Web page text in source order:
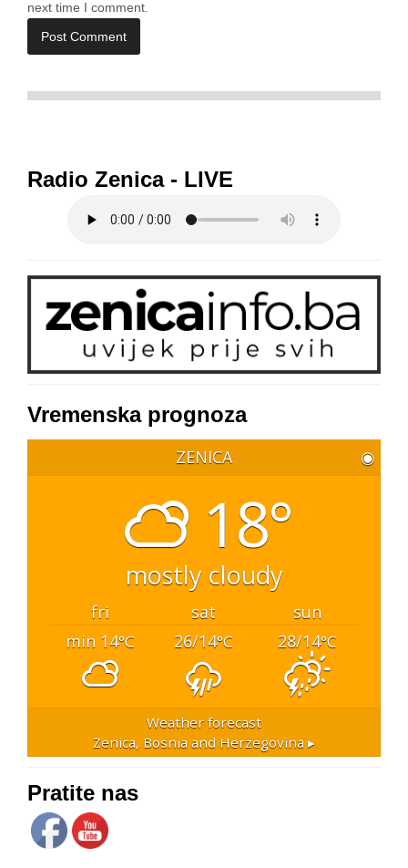
next time I comment.
Radio Zenica - LIVE
Vremenska prognoza
ZENICA ◉
18°
mostly cloudy
fri sat
sun
min 14°C 26/14°C 28/14°C
Weather forecast
Zenica, Bosnia and Herzegovina ▸
Pratite nas